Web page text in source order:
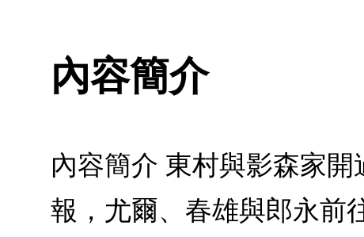
內容簡介
內容簡介 東村與影森家
報，尤爾、春雄與郎永前